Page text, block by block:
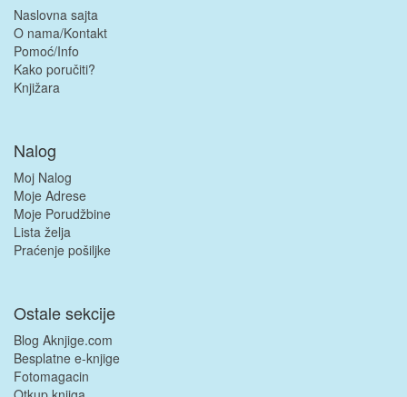
Naslovna sajta
O nama/Kontakt
Pomoć/Info
Kako poručiti?
Knjižara
Nalog
Moj Nalog
Moje Adrese
Moje Porudžbine
Lista želja
Praćenje pošiljke
Ostale sekcije
Blog Aknjige.com
Besplatne e-knjige
Fotomagacin